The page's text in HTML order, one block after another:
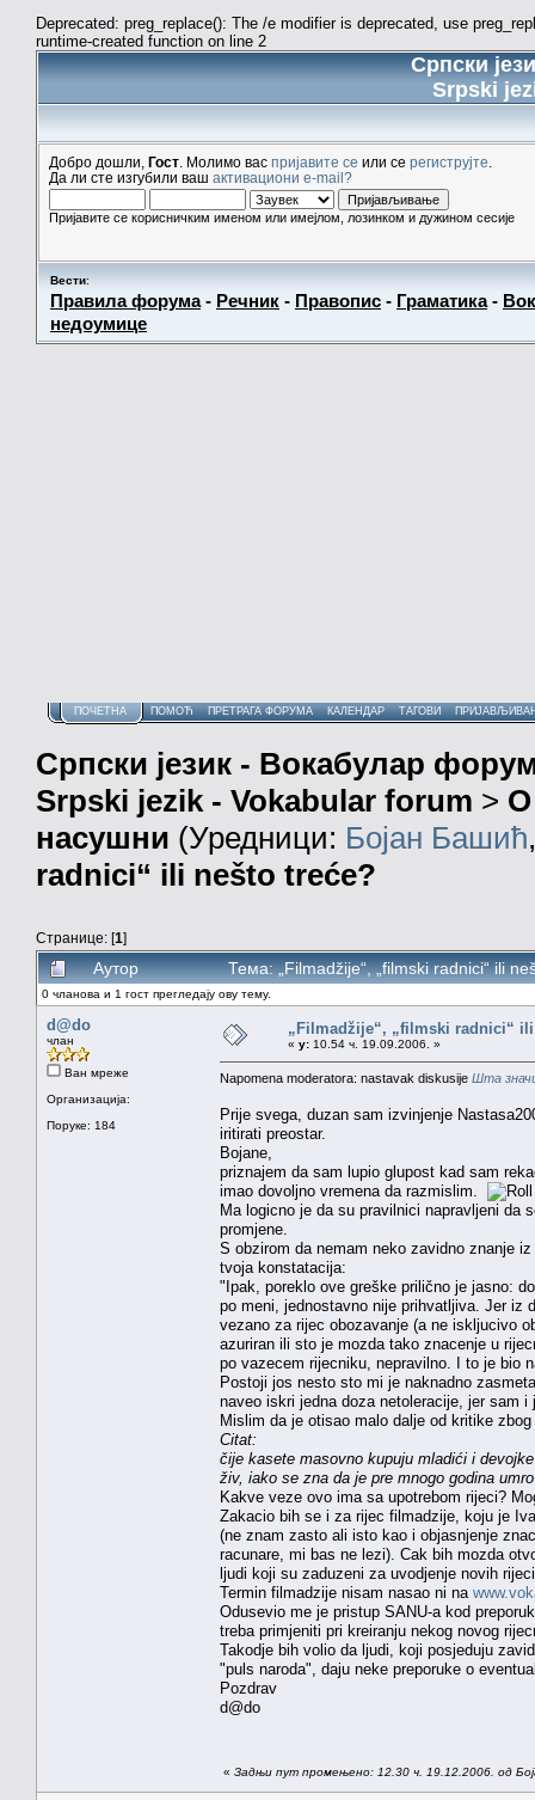
Deprecated: preg_replace(): The /e modifier is deprecated, use
runtime-created function on line 2
Српски
Srpski
Добро дошли, Гост . Молимо вас пријавите се или се региструјте
Да ли сте изгубили ваш активациони e-mail?
Пријавите се корисничким именом или имејлом, лозинком и дужином сесије
Вести:
Правила форума- Речник - Правопис - Граматика-
недоумице
ПОЧЕТНА ПОМОЋ ПРЕТРАГА ФОРУМА КАЛЕНДАР ТАГОВИ
Српски језик - Вокабулар
Srpski jezik - Vokabular forum > О
насушни (Уредници: Бојан Башић
radnici“ ili nešto treće?
Странице: [1]
Аутор Тема: „Filmadžije“, „filmski radnici“ ili
0 чланова и 1 гост прегледају ову тему.
d@do
члан
Ван мреже
Организација:
Поруке: 184
„Filmadžije“, „filmski radnici“
« у: 10.54 ч. 19.09.2006. »
Napomena moderatora: nastavak diskusije Шта
Prije svega, duzan sam izvinjenje
iritirati preostar.
Bojane,
priznajem da sam lupio glupost kad sam
imao dovoljno vremena da razmislim.
Ma logicno je da su pravilnici napravljeni da
promjene.
S obzirom da nemam neko zavidno znanje
tvoja konstatacija:
"Ipak, poreklo ove greške prilično je jasno:
po meni, jednostavno nije prihvatljiva. Jer iz
vezano za rijec obozavanje (a ne iskljucivo
azuriran ili sto je mozda tako znacenje u
po vazecem rijecniku, nepravilno. I to je bio
Postoji jos nesto sto mi je naknadno
naveo iskri jedna doza netoleracije, jer sam
Mislim da je otisao malo dalje od kritike
Citat:
čije kasete masovno kupuju mladići i
živ, iako se zna da je pre mnogo godina
Kakve veze ovo ima sa upotrebom rijeci?
Zakacio bih se i za rijec filmadzije, koju je
(ne znam zasto ali isto kao i objasnjenje
racunare, mi bas ne lezi). Cak bih mozda
ljudi koji su zaduzeni za uvodjenje novih
Termin filmadzije nisam nasao ni na
Odusevio me je pristup SANU-a kod
treba primjeniti pri kreiranju nekog novog
Takodje bih volio da ljudi, koji posjeduju
"puls naroda", daju neke preporuke o
Pozdrav
d@do
« Задњи пут промењено: 12.30 ч. 19.12.2006. од